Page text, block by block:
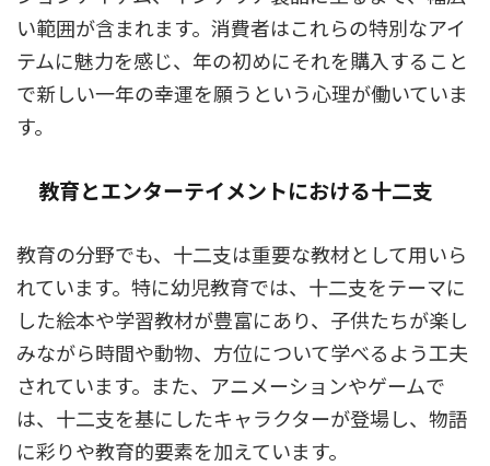
い範囲が含まれます。消費者はこれらの特別なアイ
テムに魅力を感じ、年の初めにそれを購入すること
で新しい一年の幸運を願うという心理が働いていま
す。
教育とエンターテイメントにおける十二支
教育の分野でも、十二支は重要な教材として用いら
れています。特に幼児教育では、十二支をテーマに
した絵本や学習教材が豊富にあり、子供たちが楽し
みながら時間や動物、方位について学べるよう工夫
されています。また、アニメーションやゲームで
は、十二支を基にしたキャラクターが登場し、物語
に彩りや教育的要素を加えています。